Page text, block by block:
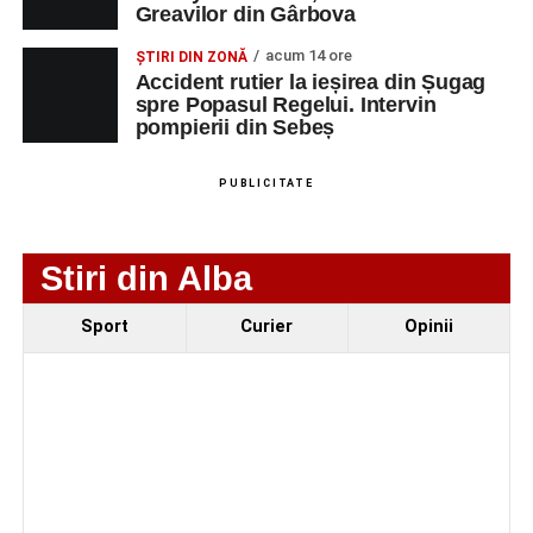
4–6 septembrie 2026: Prima ediție a Transylvania
Fest, la Cetatea Greavilor din Gârbova
Accident rutier la ieșirea din Șugag spre Popasul
Regelui. Intervin pompierii din Sebeș
Biciclist de 70 de ani, rănit într-un accident rutier
Greavilor din Gârbova
ȘTIRI DIN ZONĂ acum 14 ore
Accident rutier la ieșirea din Șugag
spre Popasul Regelui. Intervin
pompierii din Sebeș
PUBLICITATE
Stiri din Alba
Sport Curier Opinii